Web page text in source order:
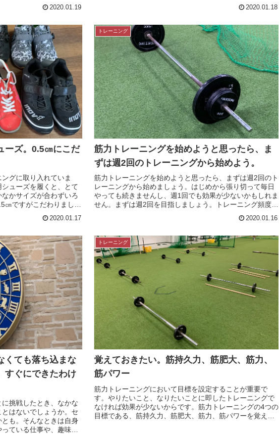
2020.01.19 2020.01.18
ーズ。0.5㎝にこだ
グに取り入れていま
ューズを履くと、とて
かサイズが合わずいろ
㎝ですがこだわりまし
2020.01.17
トレーニング
筋力トレーニングを始めようと思ったら、ま
ずは週2回のトレーニングから始めよう。
筋力トレーニングを始めようと思ったら、まずは週2回のト
レーニングから始めましょう。はじめから張り切って毎日
やっても続きませんし、週1回でも効果が少ないかもしれま
せん。まずは週2回を目指しましょう。トレーニング頻度と
2020.01.16
くても落ち込まな
すぐにできたわけ
挑戦したとき、なかな
はないでしょうか。セ
も。そんなときは自身
ている仕事や、趣味、
トレーニング
覚えておきたい。筋持久力、筋肥大、筋力、
筋パワー
筋力トレーニングにおいて目標を設定することが重要で
す。やりたいこと、なりたいことに即したトレーニングで
なければ効果が少ないからです。筋力トレーニングの4つの
目標である、筋持久力、筋肥大、筋力、筋パワーを覚え、